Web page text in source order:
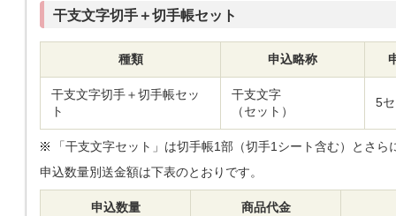
干支文字切手＋切手帳セット
種類 申込略称
干支文字切手＋切手帳セッ
ト
干支文字
（セット）
5
「干支文字セット」は切手帳1部（切手1シート含む）とさ
申込数量別送金額は下表のとおりです。
申込数量
商品代金